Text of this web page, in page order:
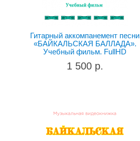
Гитарный аккомпанемент песни
«БАЙКАЛЬСКАЯ БАЛЛАДА».
Учебный фильм. FullHD
1 500 р.